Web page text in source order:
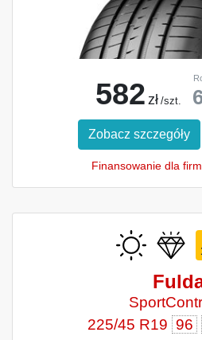
582 zł /szt.
Zobacz szczegóły
Finansowanie dla firm
225/45 R19 96